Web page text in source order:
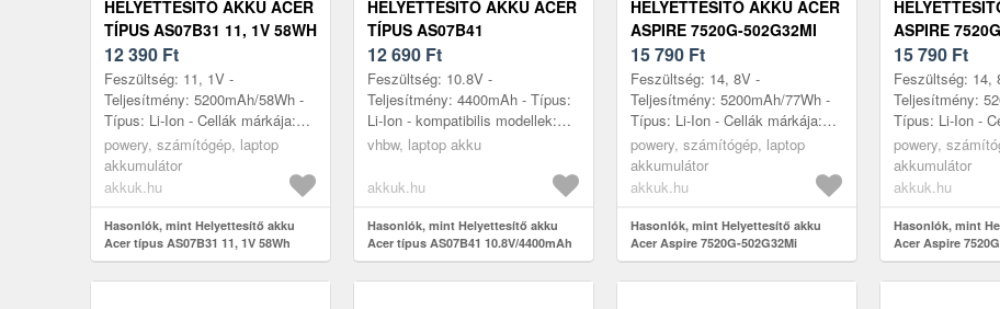
HELYETTESÍTŐ AKKU ACER
TÍPUS AS07B31 11, 1V 58WH
12 390 Ft
Feszültség: 11, 1V -
Teljesítmény: 5200mAh/58Wh -
Típus: Li-Ion - Cellák márkája:
LG/SAMSUNG - Cellák száma: 6
- Méret: 205mm x 70mm x 21mm
- kompa...
powery, számítógép, laptop
akkumulátor
akkuk.hu
Hasonlók, mint Helyettesítő akku
Acer típus AS07B31 11, 1V 58Wh
HELYETTESÍTŐ AKKU ACER
TÍPUS AS07B41
10.8V/4400MAH
12 690 Ft
Feszültség: 10.8V -
Teljesítmény: 4400mAh - Típus:
Li-Ion - kompatibilis modellek:
Acer Aspire 7520, Aspire 6920-
Aspir...
vhbw, laptop akku
akkuk.hu
Hasonlók, mint Helyettesítő akku
Acer típus AS07B41 10.8V/4400mAh
HELYETTESÍTŐ AKKU ACER
ASPIRE 7520G-502G32MI
15 790 Ft
Feszültség: 14, 8V -
Teljesítmény: 5200mAh/77Wh -
Típus: Li-Ion - Cellák márkája:
LG/SAMSUNG - Cellák száma: 8
- Méret: 205mm x 70mm x 21mm
powery, számítógép, laptop
akkumulátor
akkuk.hu
Hasonlók, mint Helyettesítő akku
Acer Aspire 7520G-502G32Mi
ASPIRE
15 790 Ft
Feszültség: 14,
Teljesítmény:
Típus: Li-Ion -
LG/SAMSUNG -
- Méret: 205mm
powery,
akkumulátor
akkuk.hu
Hasonlók, mint
Acer Aspire